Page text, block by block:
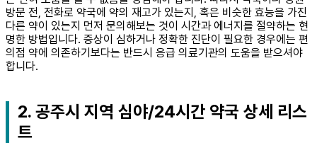
방문 전, 전화로 약국에 약의 재고가 있는지, 혹은 비슷한 효능을 가진
다른 약이 있는지 먼저 문의해보는 것이 시간과 에너지를 절약하는 현
명한 방법입니다. 증상이 심하거나 정확한 진단이 필요한 경우에는 편
의점 약에 의존하기보다는 반드시 응급 의료기관의 도움을 받으셔야
합니다.
2. 공주시 지역 심야/24시간 약국 상세 리스
트